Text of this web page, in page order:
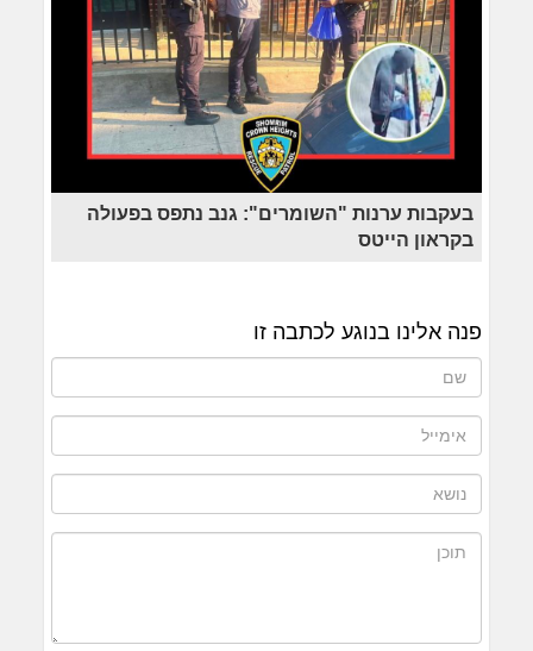
בעקבות ערנות "השומרים": גנב נתפס בפעולה
בקראון הייטס
פנה אלינו בנוגע לכתבה זו